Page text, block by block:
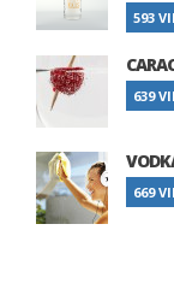
593
639
669